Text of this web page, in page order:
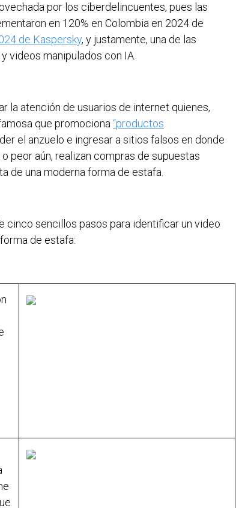
por los ciberdelincuentes, pues las
en 120% en Colombia en 2024 de
de Kaspersky, y justamente, una de las
videos manipulados con IA.
la atención de usuarios de internet quienes,
que promociona “productos
el anzuelo e ingresar a sitios falsos en donde
peor aún, realizan compras de supuestas
de una moderna forma de estafa.
cinco sencillos pasos para identificar un video
de estafa: